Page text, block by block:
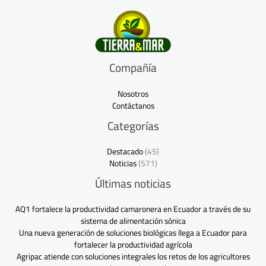
Compañía
Nosotros
Contáctanos
Categorías
Destacado(45)
Noticias(571)
Últimas noticias
AQ1 fortalece la productividad camaronera en Ecuador a través de su
sistema de alimentación sónica
Una nueva generación de soluciones biológicas llega a Ecuador para
fortalecer la productividad agrícola
Agripac atiende con soluciones integrales los retos de los agricultores